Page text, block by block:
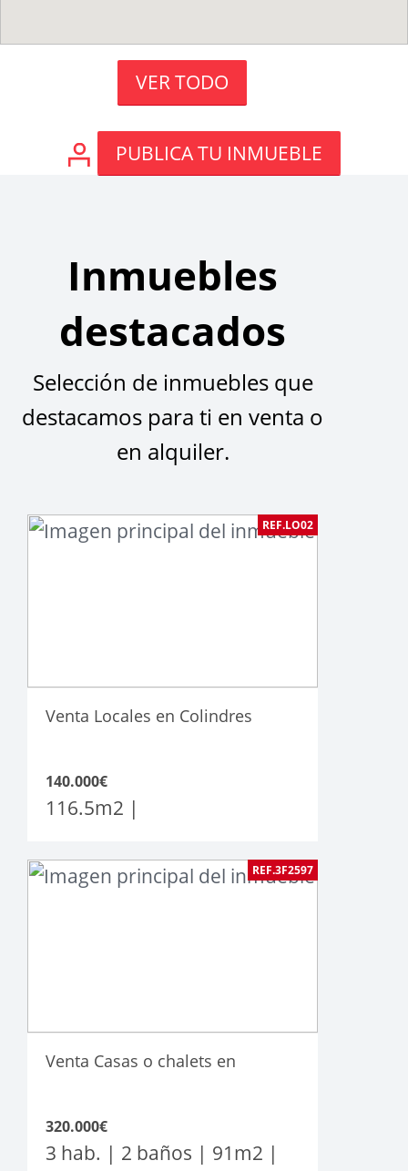
VER TODO
PUBLICA TU INMUEBLE
Inmuebles
destacados
Selección de inmuebles que
destacamos para ti en venta o
en alquiler.
REF.LO02
Venta Locales en Colindres
140.000€
116.5m2 |
REF.3F2597
Venta Casas o chalets en
320.000€
3 hab. | 2 baños | 91m2 |